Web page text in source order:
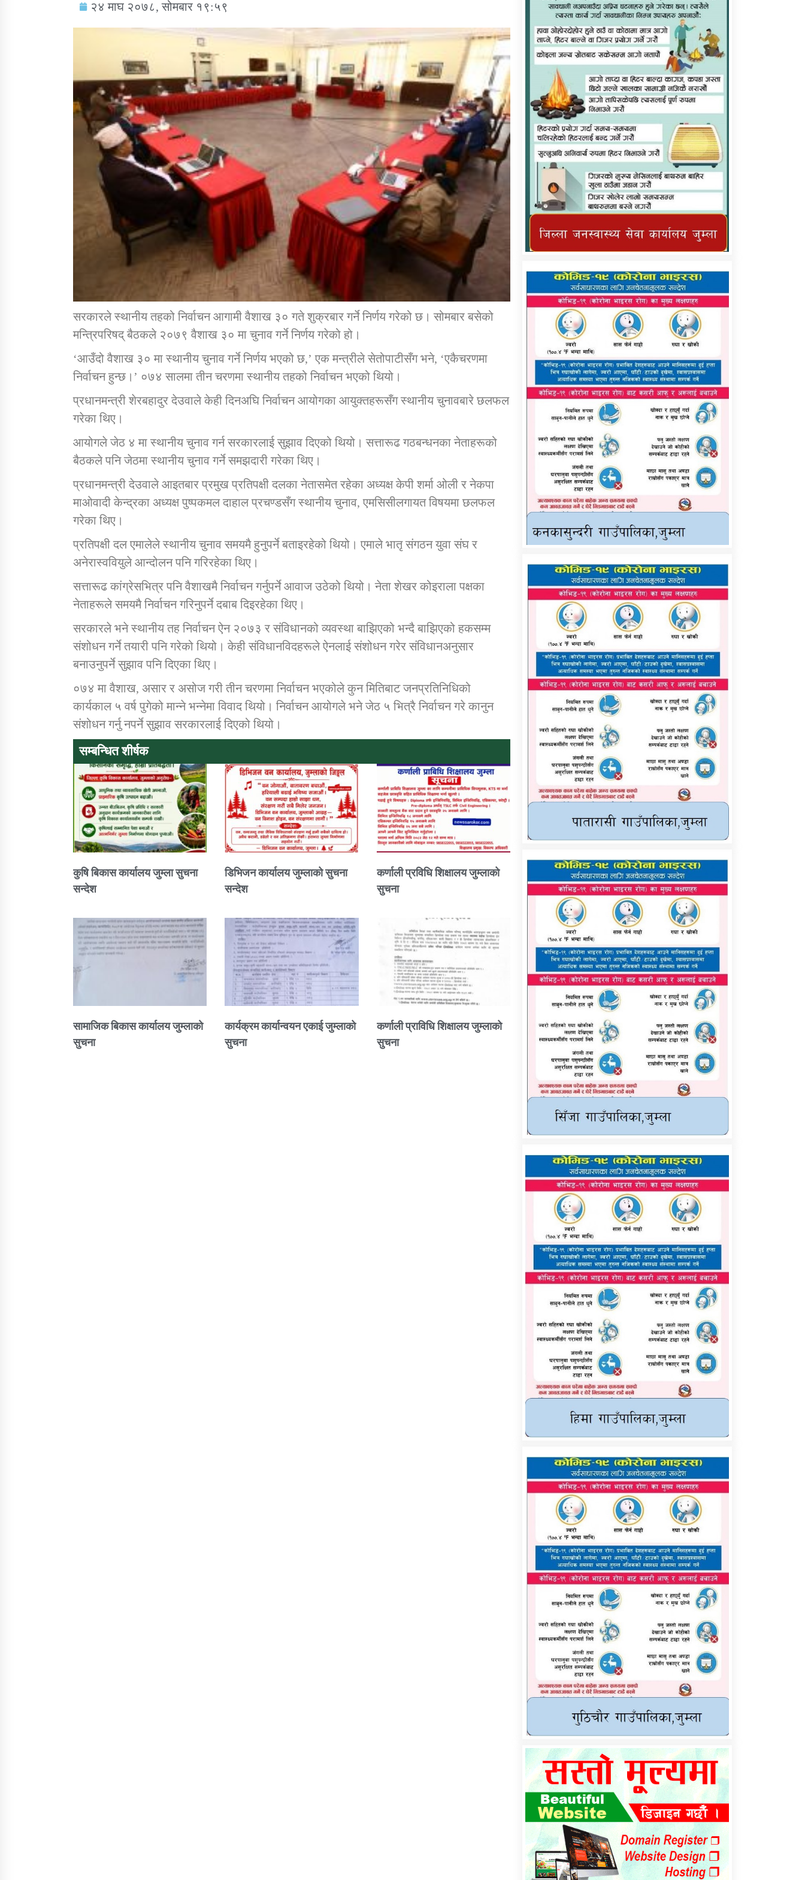
सामाजिक बिकास कार्यालय जुम्लाकाे सुचना कार्यक्रम कार्यान्वयन एकाई जुम्लाको सुचना कर्णाली प्राविधि शिक्षालय जुम्लाको सुचना
तातोपानी गाउँपालिकाको न्यायिक समिति सम्बन्धी
तातोपानी गाउँपालिका जुम्लाको महिला तथा
लैङ्गिक हिंसा सम्बन्धी सूचना सन्देश
तातोपानी गाउँपालिका जुम्लाको महिनावारी
तातोपानी गाउँपालिका जुम्लाको बालविवाह सन्देश
२४ माघ २०७८, सोमबार १९:५९
सरकारले स्थानीय तहको निर्वाचन आगामी वैशाख ३० गते शुक्रबार गर्ने निर्णय गरेको छ। सोमबार बसेको
मन्त्रिपरिषद् बैठकले २०७९ वैशाख ३० मा चुनाव गर्ने निर्णय गरेको हो।
‘आउँदो वैशाख ३० मा स्थानीय चुनाव गर्ने निर्णय भएको छ,’ एक मन्त्रीले सेतोपाटीसँग भने, ‘एकैचरणमा
निर्वाचन हुन्छ।’ ०७४ सालमा तीन चरणमा स्थानीय तहको निर्वाचन भएको थियो।
प्रधानमन्त्री शेरबहादुर देउवाले केही दिनअघि निर्वाचन आयोगका आयुक्तहरूसँग स्थानीय चुनावबारे छलफल
गरेका थिए।
आयोगले जेठ ४ मा स्थानीय चुनाव गर्न सरकारलाई सुझाव दिएको थियो। सत्तारूढ गठबन्धनका नेताहरूको
बैठकले पनि जेठमा स्थानीय चुनाव गर्ने समझदारी गरेका थिए।
प्रधानमन्त्री देउवाले आइतबार प्रमुख प्रतिपक्षी दलका नेतासमेत रहेका अध्यक्ष केपी शर्मा ओली र नेकपा
माओवादी केन्द्रका अध्यक्ष पुष्पकमल दाहाल प्रचण्डसँग स्थानीय चुनाव, एमसिसीलगायत विषयमा छलफल
गरेका थिए।
प्रतिपक्षी दल एमालेले स्थानीय चुनाव समयमै हुनुपर्ने बताइरहेको थियो। एमाले भातृ संगठन युवा संघ र
अनेरास्ववियुले आन्दोलन पनि गरिरहेका थिए।
सत्तारूढ कांग्रेसभित्र पनि वैशाखमै निर्वाचन गर्नुपर्ने आवाज उठेको थियो। नेता शेखर कोइराला पक्षका
नेताहरूले समयमै निर्वाचन गरिनुपर्ने दबाब दिइरहेका थिए।
सरकारले भने स्थानीय तह निर्वाचन ऐन २०७३ र संविधानको व्यवस्था बाझिएको भन्दै बाझिएको हकसम्म
संशोधन गर्ने तयारी पनि गरेको थियो। केही संविधानविदहरूले ऐनलाई संशोधन गरेर संविधानअनुसार
बनाउनुपर्ने सुझाव पनि दिएका थिए।
०७४ मा वैशाख, असार र असोज गरी तीन चरणमा निर्वाचन भएकोले कुन मितिबाट जनप्रतिनिधिको
कार्यकाल ५ वर्ष पुगेको मान्ने भन्नेमा विवाद थियो। निर्वाचन आयोगले भने जेठ ५ भित्रै निर्वाचन गरे कानुन
संशोधन गर्नु नपर्ने सुझाव सरकारलाई दिएको थियो।
सम्बन्धित शीर्षक
कुषि बिकास कार्यालय जुम्ला सुचना
सन्देश
डिभिजन कार्यालय जुम्लाको सुचना
सन्देश
कर्णाली प्रविधि शिक्षालय जुम्लाको
सुचना
सामाजिक बिकास कार्यालय जुम्लाकाे
सुचना
कार्यक्रम कार्यान्वयन एकाई जुम्लाको
सुचना
कर्णाली प्राविधि शिक्षालय जुम्लाको
सुचना